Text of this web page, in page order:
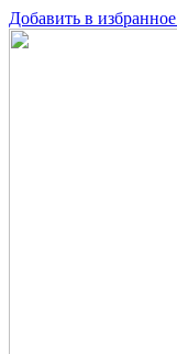
Добавить в избранное